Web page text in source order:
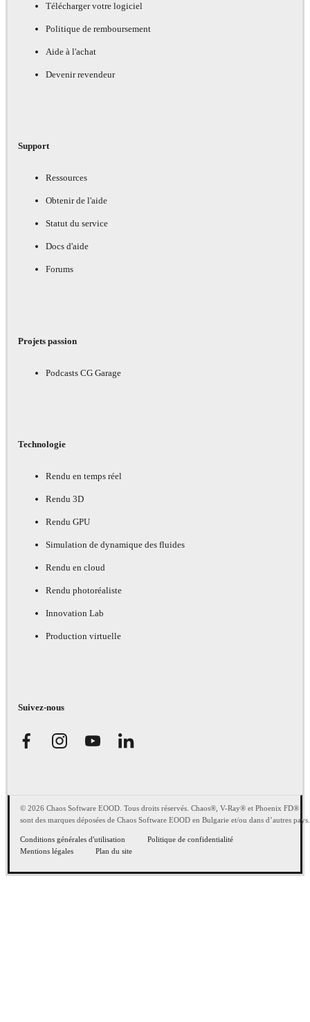
Télécharger votre logiciel
Politique de remboursement
Aide à l'achat
Devenir revendeur
Support
Ressources
Obtenir de l'aide
Statut du service
Docs d'aide
Forums
Projets passion
Podcasts CG Garage
Technologie
Rendu en temps réel
Rendu 3D
Rendu GPU
Simulation de dynamique des fluides
Rendu en cloud
Rendu photoréaliste
Innovation Lab
Production virtuelle
Suivez-nous
© 2026 Chaos Software EOOD. Tous droits réservés. Chaos®, V-Ray® et Phoenix FD®
sont des marques déposées de Chaos Software EOOD en Bulgarie et/ou dans d’autres pays.
Conditions générales d'utilisation
Politique de confidentialité
Mentions légales
Plan du site